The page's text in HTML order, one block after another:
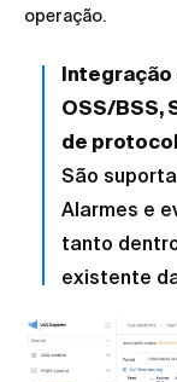
operação.
Integração
OSS/BSS,
de
São
Alarmes e
tanto
existente